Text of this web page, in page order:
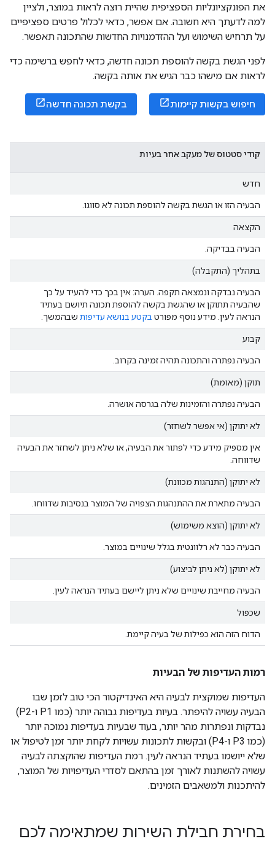
את הפונקציונליות הספציפית שהיית רוצה לראות במוצר, ולציין
למה לדעתך היא חשובה. אם אפשר, כדאי לכלול פרטים ספציפיים
על תרחיש השימוש ועל ההזדמנויות החדשות שהתכונה תאפשר.
לפני הגשת בקשה להוספת תכונה חדשה, כדאי לחפש ברשימה כדי
לראות אם מישהו כבר הגיש את אותה בקשה.
חיפוש בקשות קיימות בקשת תכונה חדשה
קודי סטטוס של מעקב אחר בעיות
חדש
הבעיה הזו או הגשת בקשה להוספת תכונה לא סווגו.
הקצאה
הבעיה בבדיקה.
בתהליך (התקבלה)
הבעיה נבדקה ונמצאה תקפה. הערה: אין בכך כדי להעיד על כך
שהבעיה תתוקן או שהגשת בקשה להוספת תכונה תיושם בעתיד
הנראה לעין. מידע נוסף מפורט בקטע בנושא עדיפות שבהמשך.
קבוע
הבעיה נפתרה והתכונה תהיה זמינה בקרוב.
תוקן (מאומת)
הבעיה נפתרה והזמינות שלה בגרסה אושרה.
לא יתוקן (אי אפשר לשחזר)
אין מספיק מידע כדי לפתור את הבעיה, או שלא ניתן לשחזר את הבעיה
שדווחה.
לא יתוקן (התנהגות מכוונת)
הבעיה מתארת את ההתנהגות הצפויה של המוצר בנסיבות שדווחו.
לא יתוקן (הוצא משימוש)
הבעיה כבר לא רלוונטית בגלל שינויים במוצר.
לא יתוקן (לא ניתן לביצוע)
הבעיה מחייבת שינויים שלא ניתן ליישם בעתיד הנראה לעין.
שכפול
הדוח הזה הוא כפילות של בעיה קיימת.
רמות העדיפות של הבעיות
העדיפות שמוקצית לבעיה היא האינדיקטור הכי טוב לזמן שבו
הבעיה עשויה להיפתר. בעיות בעדיפות גבוהה יותר (כמו P1 ו-P2)
נבדקות ונפתרות מהר יותר, בעוד שבעיות בעדיפות נמוכה יותר
(כמו P3 ו-P4) ובקשות לתכונות עשויות לקחת יותר זמן לטיפול או
שלא ייושמו בעתיד הנראה לעין. רמת העדיפות שהוקצתה לבעיה
עשויה להשתנות לאורך זמן בהתאם לסדרי העדיפויות של המוצר,
להיתכנות ולמשאבים הזמינים.
בחירת חבילת השירות שמתאימה לכם